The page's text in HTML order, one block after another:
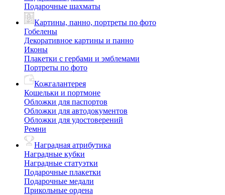
Подарочные шахматы
Картины, панно, портреты по фото
Гобелены
Декоративное картины и панно
Иконы
Плакетки с гербами и эмблемами
Портреты по фото
Кожгалантерея
Кошельки и портмоне
Обложки для паспортов
Обложки для автодокументов
Обложки для удостоверений
Ремни
Наградная атрибутика
Наградные кубки
Наградные статуэтки
Подарочные плакетки
Подарочные медали
Прикольные ордена